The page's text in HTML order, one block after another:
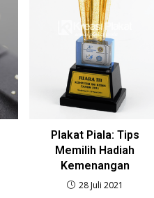
Plakat Piala: Tips
Memilih Hadiah
Kemenangan
28 Juli 2021